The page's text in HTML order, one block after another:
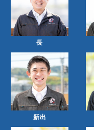
長
新出